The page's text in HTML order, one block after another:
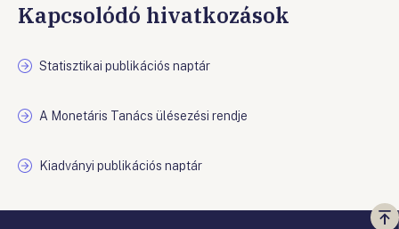
Kapcsolódó hivatkozások
Statisztikai publikációs naptár
A Monetáris Tanács ülésezési rendje
Kiadványi publikációs naptár